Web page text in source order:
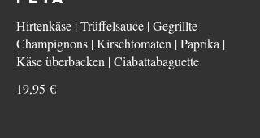
Hirtenkäse | Trüffelsauce | Gegrillte
Champignons | Kirschtomaten | Paprika |
Käse überbacken | Ciabattabaguette
19,95 €